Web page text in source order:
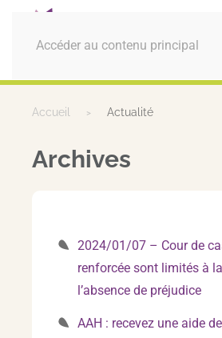
Accéder au contenu principal
Accueil Actualité
Archives
2024/01/07 – Cour de
renforcée sont limités à
l’absence de préjudice
AAH : recevez une aide